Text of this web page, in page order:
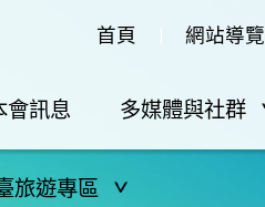
首頁 網站導覽
會訊息 多媒體與社群
旅遊專區